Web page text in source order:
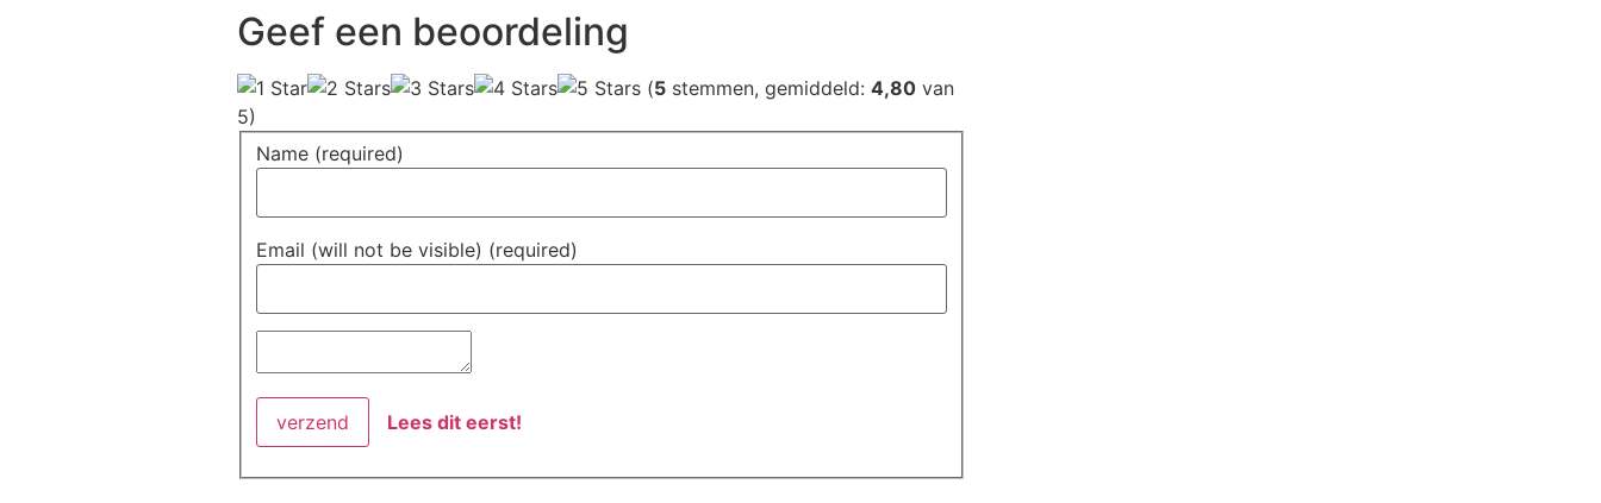
Geef een beoordeling
(5 stemmen, gemiddeld: 4,80 van
5)
Name (required)
Email (will not be visible) (required)
Lees dit eerst!